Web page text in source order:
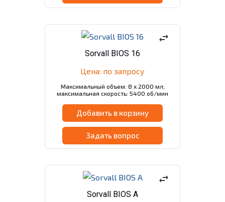
swap_horiz
Sorvall BIOS 16
Цена: по запросу
Максимальный объем: 8 х 2000 мл;
максимальная скорость: 5400 об/мин
Добавить в корзину
Задать вопрос
swap_horiz
Sorvall BIOS A